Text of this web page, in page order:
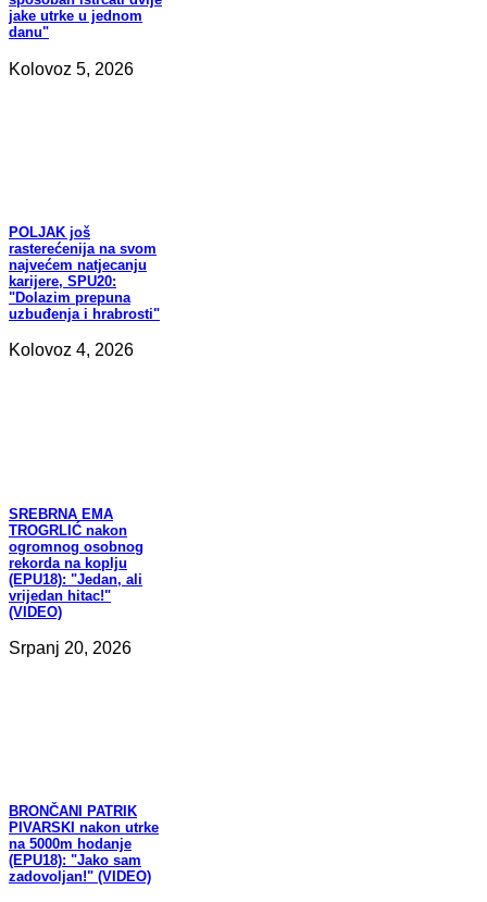
jake utrke u jednom
danu"
Kolovoz 5, 2026
POLJAK još
rasterećenija na svom
najvećem natjecanju
karijere, SPU20:
"Dolazim prepuna
uzbuđenja i hrabrosti"
Kolovoz 4, 2026
SREBRNA EMA
TROGRLIĆ nakon
ogromnog osobnog
rekorda na koplju
(EPU18): "Jedan, ali
vrijedan hitac!"
(VIDEO)
Srpanj 20, 2026
BRONČANI
PATRIK
PIVARSKI nakon utrke
na 5000m hodanje
(EPU18): "Jako sam
zadovoljan!" (VIDEO)